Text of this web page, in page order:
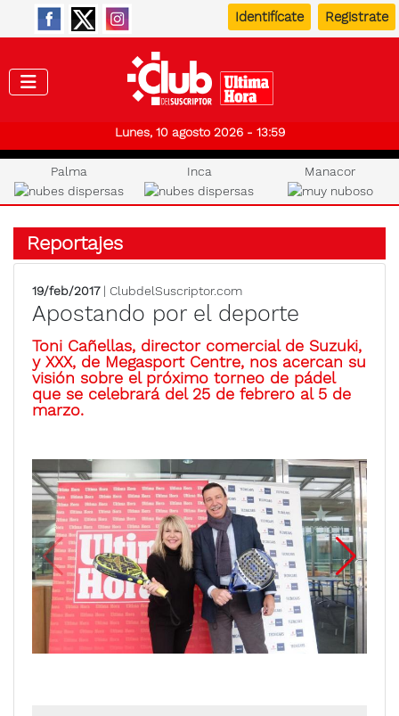
Identifícate Registrate
Lunes, 10 agosto 2026 - 13:59
Palma Inca Manacor
Reportajes
19/feb/2017| ClubdelSuscriptor.com
Apostando por el deporte
Toni Cañellas, director comercial de Suzuki,
y XXX, de Megasport Centre, nos acercan su
visión sobre el próximo torneo de pádel
que se celebrará del 25 de febrero al 5 de
marzo.